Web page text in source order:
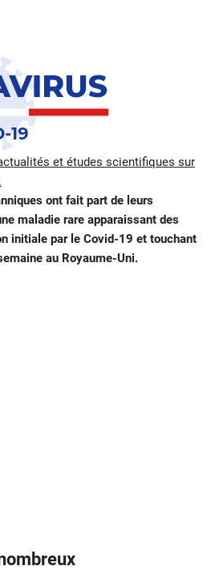
et études scientifiques sur
ont fait part de leurs
maladie rare apparaissant des
initiale par le Covid-19 et touchant
au Royaume-Uni.